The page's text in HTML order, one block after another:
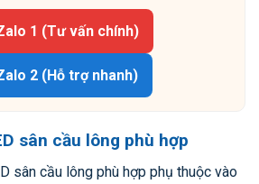
1 (Tư vấn chính)
2 (Hỗ trợ nhanh)
sân cầu lông phù hợp
sân cầu lông phù hợp phụ thuộc vào